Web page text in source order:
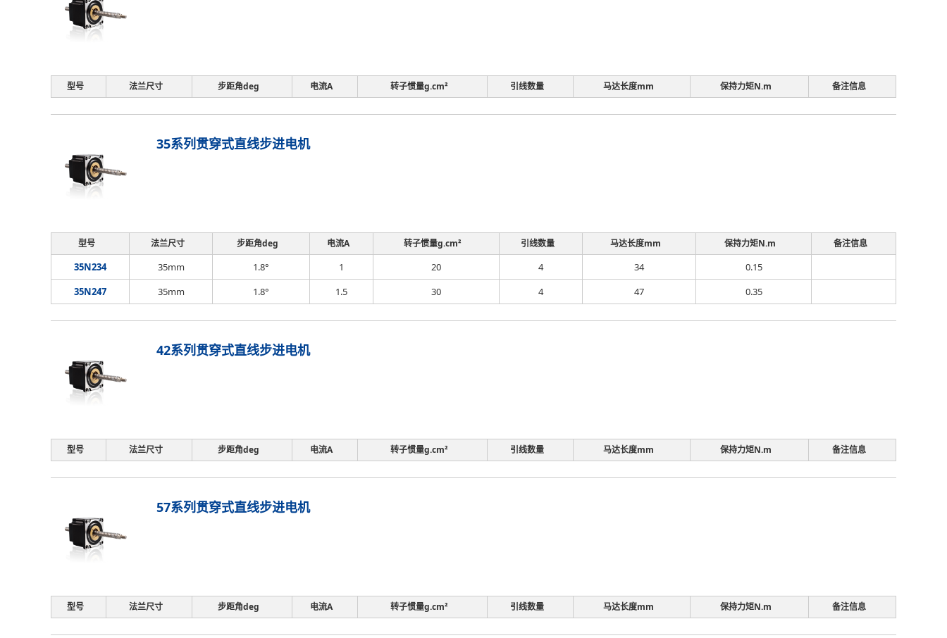
型号 法兰尺寸 步距角deg 电流A 转子惯量g.cm² 引线数量 马达长度mm 保持力矩N.m 备注信息
35系列贯穿式直线步进电机
型号 法兰尺寸 步距角deg 电流A 转子惯量g.cm² 引线数量 马达长度mm 保持力矩N.m 备注信息
35N234 35mm 1.8° 1 20 4 34
0.15
35N247
35mm 1.8° 1.5 30 4 47 0.35
42系列贯穿式直线步进电机
型号 法兰尺寸 步距角deg 电流A 转子惯量g.cm² 引线数量 马达长度mm 保持力矩N.m 备注信息
57系列贯穿式直线步进电机
型号 法兰尺寸 步距角deg 电流A 转子惯量g.cm² 引线数量 马达长度mm 保持力矩N.m 备注信息